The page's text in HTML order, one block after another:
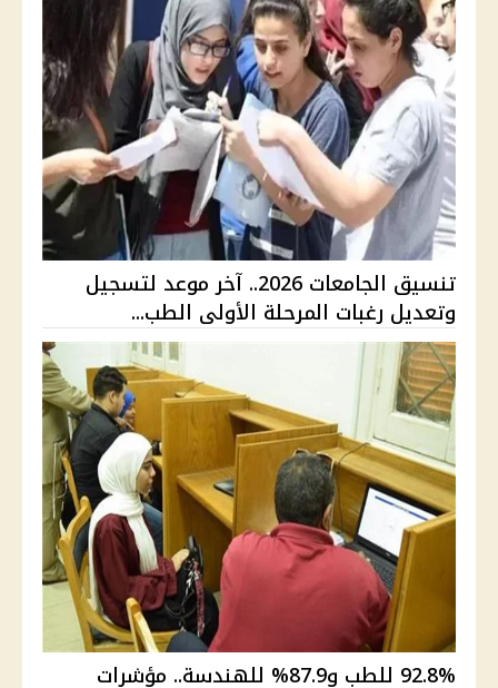
تنسيق الجامعات 2026.. آخر موعد لتسجيل
وتعديل رغبات المرحلة الأولى الطب...
92.8% للطب و87.9% للهندسة.. مؤشرات